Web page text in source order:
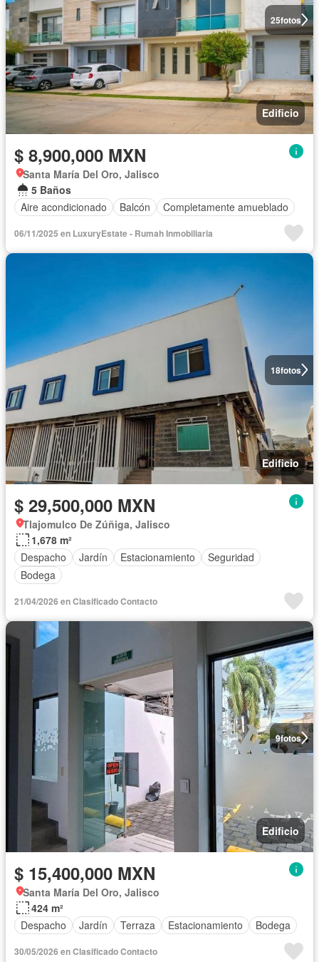
25fotos
Edificio
$ 8,900,000 MXN
Santa María Del Oro, Jalisco
5 Baños
Aire acondicionado
Balcón Completamente amueblado
06/11/2025 en LuxuryEstate - Rumah Inmobiliaria
18fotos
Edificio
$ 29,500,000 MXN
Tlajomulco De Zúñiga, Jalisco
1,678 m²
Despacho
Jardín Estacionamiento
Seguridad
Bodega
21/04/2026 en Clasificado Contacto
9fotos
Edificio
$ 15,400,000 MXN
Santa María Del Oro, Jalisco
424 m²
Despacho
Jardín Terraza Estacionamiento Bodega
30/05/2026 en Clasificado Contacto